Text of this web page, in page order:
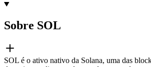
Sobre SOL
SOL é o ativo nativo da Solana, uma das